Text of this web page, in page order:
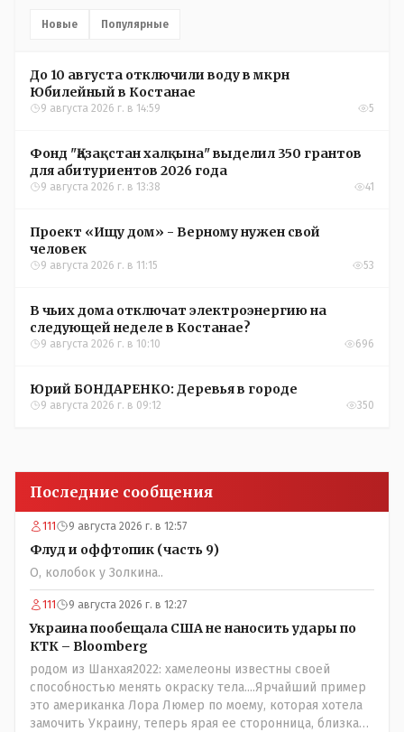
Новые Популярные
До 10 августа отключили воду в мкрн
Юбилейный в Костанае
9 августа 2026 г. в 14:59 5
Фонд "Қазақстан халқына" выделил 350 грантов
для абитуриентов 2026 года
9 августа 2026 г. в 13:38 41
Проект «Ищу дом» - Верному нужен свой
человек
9 августа 2026 г. в 11:15 53
В чьих дома отключат электроэнергию на
следующей неделе в Костанае?
9 августа 2026 г. в 10:10 696
Юрий БОНДАРЕНКО: Деревья в городе
9 августа 2026 г. в 09:12 350
Последние сообщения
111 9 августа 2026 г. в 12:57
Флуд и оффтопик (часть 9)
О, колобок у Золкина..
111 9 августа 2026 г. в 12:27
Украина пообещала США не наносить удары по
КТК – Bloomberg
родом из Шанхая2022: хамелеоны известны своей
способностью менять окраску тела....Ярчайший пример
это американка Лора Люмер по моему, которая хотела
замочить Украину, теперь ярая ее сторонница, близкая